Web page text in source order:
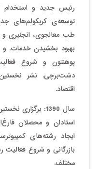
رئیس جدید و استخدام
توسعه‌ی کریکولم‌های
طب معالجوی، انجنیری
بهبود بخشیدن خدمات. و
پوهنتون و شروع
دشت‌برچی. نشر
اقتصاد.
سال 1390
:برگزاری
استادان و محصلان
ایجاد رشته­‌های
بازرگانی و شروع
مختلف.